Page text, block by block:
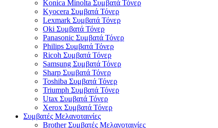
Konica Minolta Συμβατά Τόνερ
Kyocera Συμβατά Τόνερ
Lexmark Συμβατά Τόνερ
Oki Συμβατά Τόνερ
Panasonic Συμβατά Τόνερ
Philips Συμβατά Τόνερ
Ricoh Συμβατά Τόνερ
Samsung Συμβατά Τόνερ
Sharp Συμβατά Τόνερ
Toshiba Συμβατά Τόνερ
Triumph Συμβατά Τόνερ
Utax Συμβατά Τόνερ
Xerox Συμβατά Τόνερ
Συμβατές Μελανοταινίες
Brother Συμβατές Μελανοταινίες